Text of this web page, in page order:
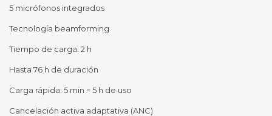
5 micrófonos integrados
Tecnología beamforming
Tiempo de carga: 2 h
Hasta 76 h de duración
Carga rápida: 5 min = 5 h de uso
Cancelación activa adaptativa (ANC)